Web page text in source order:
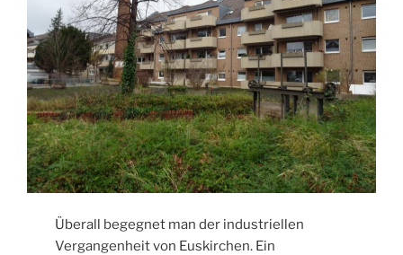
Überall begegnet man der industriellen
Vergangenheit von Euskirchen. Ein